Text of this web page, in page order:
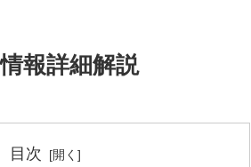
報詳細解説
目次